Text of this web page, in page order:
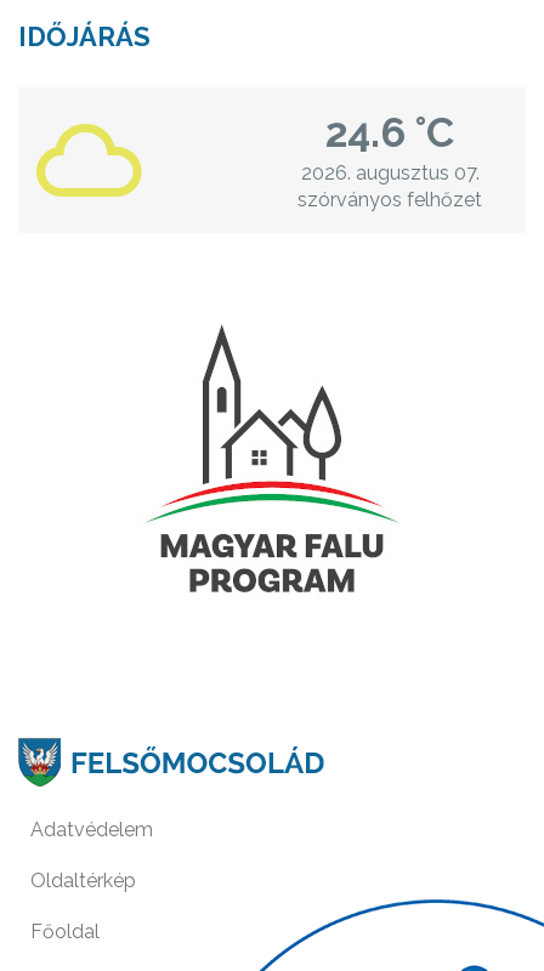
IDŐJÁRÁS
24.6 °C
2026. augusztus 07.
szórványos felhőzet
Adatvédelem
Oldaltérkép
Főoldal